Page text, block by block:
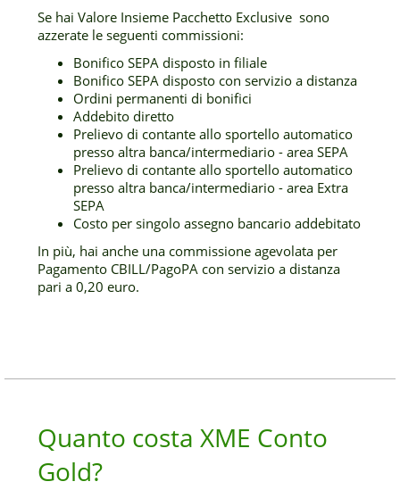
Se hai Valore Insieme Pacchetto Exclusive sono
azzerate le seguenti commissioni:
Bonifico SEPA disposto in filiale
Bonifico SEPA disposto con servizio a distanza
Ordini permanenti di bonifici
Addebito diretto
Prelievo di contante allo sportello automatico
presso altra banca/intermediario - area SEPA
Prelievo di contante allo sportello automatico
presso altra banca/intermediario - area Extra
SEPA
Costo per singolo assegno bancario addebitato
In più, hai anche una commissione agevolata per
Pagamento CBILL/PagoPA con servizio a distanza
pari a 0,20 euro.
Quanto costa XME Conto
Gold?